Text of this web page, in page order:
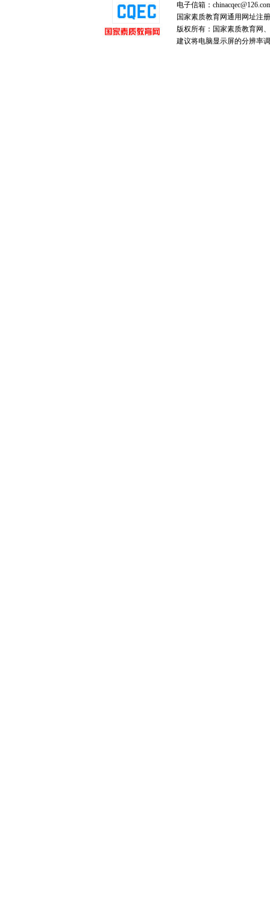
电子信箱：
国家素质教育网通用网址注
版权所有：国家素质教育网
建议将电脑显示屏的分辨率